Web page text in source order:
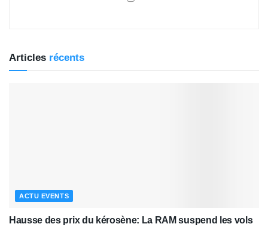
Articles récents
ACTU EVENTS
Hausse des prix du kérosène: La RAM suspend les vols